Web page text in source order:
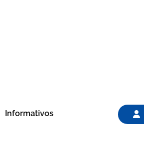
Informativos